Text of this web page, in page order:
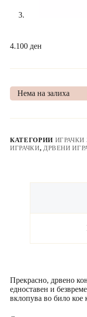
4.100 ден
Нема на залиха
КАТЕГОРИИ
ИГРАЧКИ, ДРВЕНИ
Прекрасно, дрвено
едноставен и
вклопува во било кое